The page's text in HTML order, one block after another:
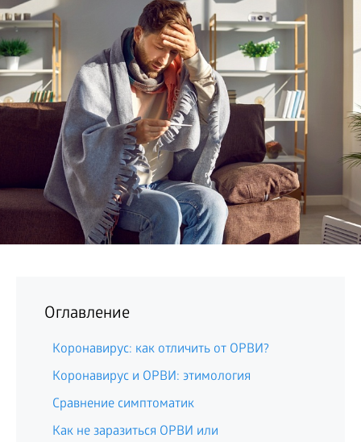
Оглавление
Коронавирус: как отличить от ОРВИ?
Коронавирус и ОРВИ: этимология
Сравнение симптоматик
Как не заразиться ОРВИ или
КАК?